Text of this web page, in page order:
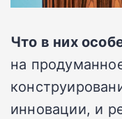
Что в них
на
инновации, и